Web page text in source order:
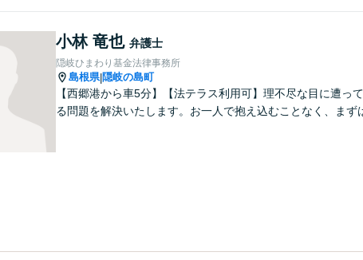
小林 竜也 弁護士
隠岐ひまわり基金法律事務所
島根県|隠岐の島町
【西郷港から車5分】【法テラス利用可】理不尽な目に遭っ
る問題を解決いたします。お一人で抱え込むことなく、まず